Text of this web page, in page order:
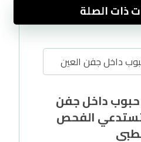
ذات الصلة
داخل جفن
الفحص